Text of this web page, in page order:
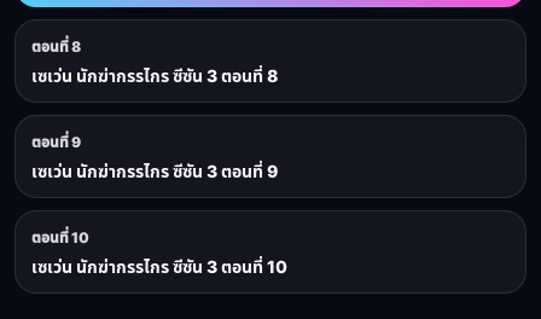
ตอนที่ 8
เซเว่น นักฆ่ากรรไกร ซีซัน 3 ตอนที่ 8
ตอนที่ 9
เซเว่น นักฆ่ากรรไกร ซีซัน 3 ตอนที่ 9
ตอนที่ 10
เซเว่น นักฆ่ากรรไกร ซีซัน 3 ตอนที่ 10